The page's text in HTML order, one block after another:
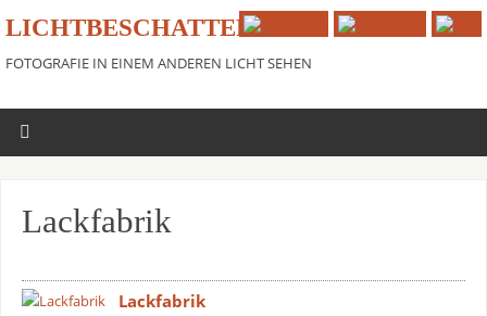
LICHTBESCHATTER
FOTOGRAFIE IN EINEM ANDEREN LICHT SEHEN
Lackfabrik
Lackfabrik